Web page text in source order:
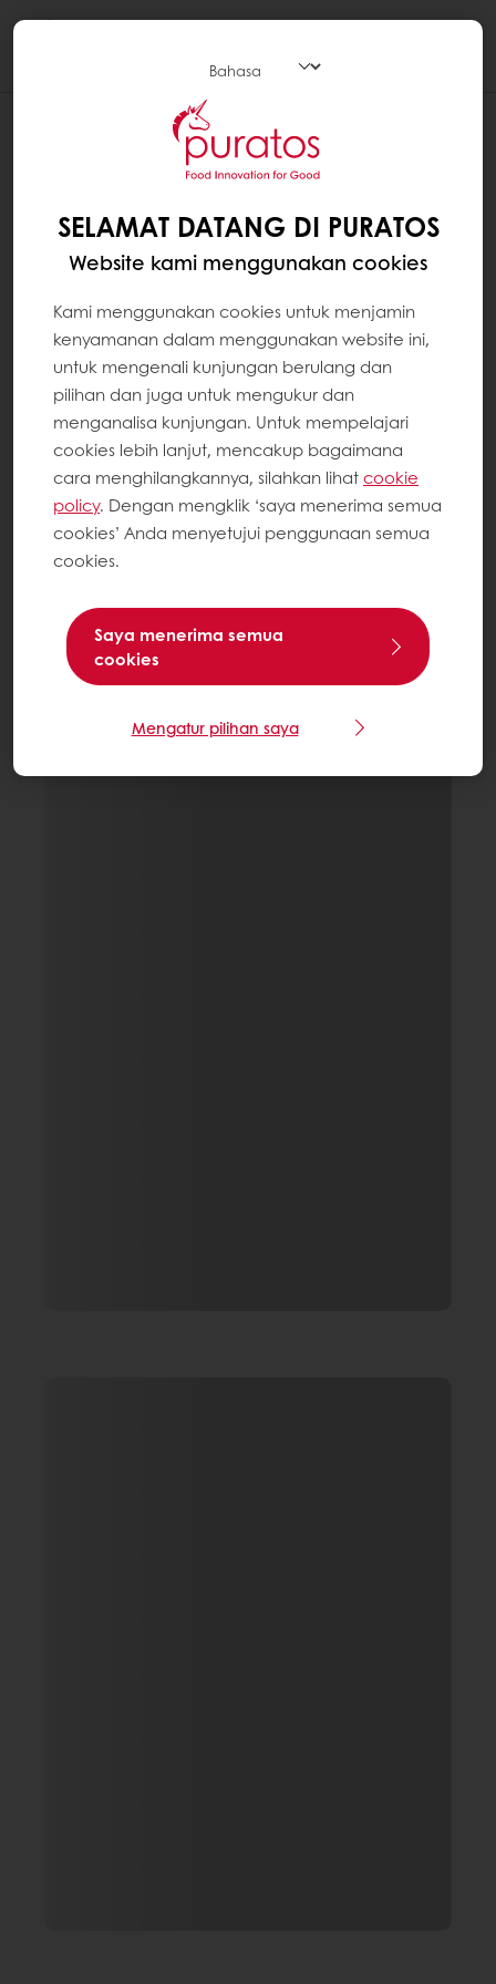
SELAMAT DATANG DI PURATOS
Website kami menggunakan cookies
Kami menggunakan cookies untuk menjamin
kenyamanan dalam menggunakan website ini,
untuk mengenali kunjungan berulang dan
pilihan dan juga untuk mengukur dan
menganalisa kunjungan. Untuk mempelajari
cookies lebih lanjut, mencakup bagaimana
cara menghilangkannya, silahkan lihatcookie
policy. Dengan mengklik ‘saya menerima semua
cookies’ Anda menyetujui penggunaan semua
cookies.
Saya menerima semua
cookies
Mengatur pilihan saya